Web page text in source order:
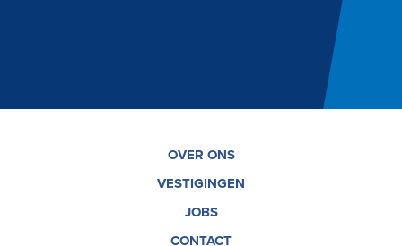
OVER ONS
VESTIGINGEN
JOBS
CONTACT